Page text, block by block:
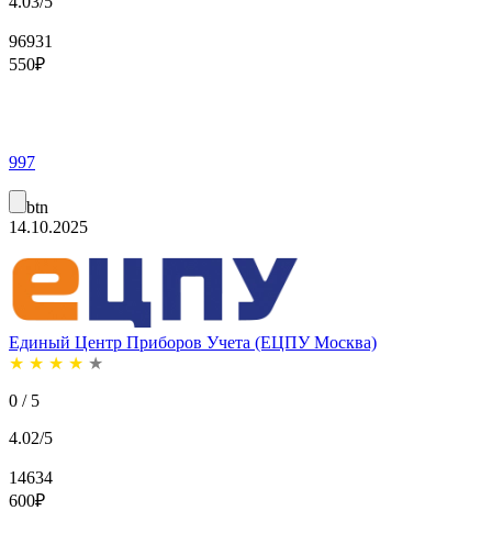
96931
550₽
997
btn
14.10.2025
Единый Центр Приборов Учета (ЕЦПУ Москва)
★ ★ ★ ★ ★
0 / 5
4.02/5
14634
600₽